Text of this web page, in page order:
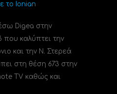
το Ionian
Digea στην
που καλύπτει την
και την Ν. Στερεά
στη θέση 673 στην
TV καθώς και